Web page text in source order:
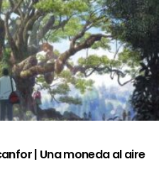
| Una moneda al aire